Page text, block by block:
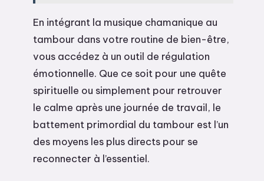
En intégrant la musique chamanique au
tambour dans votre routine de bien-être,
vous accédez à un outil de régulation
émotionnelle. Que ce soit pour une quête
spirituelle ou simplement pour retrouver
le calme après une journée de travail, le
battement primordial du tambour est l’un
des moyens les plus directs pour se
reconnecter à l’essentiel.